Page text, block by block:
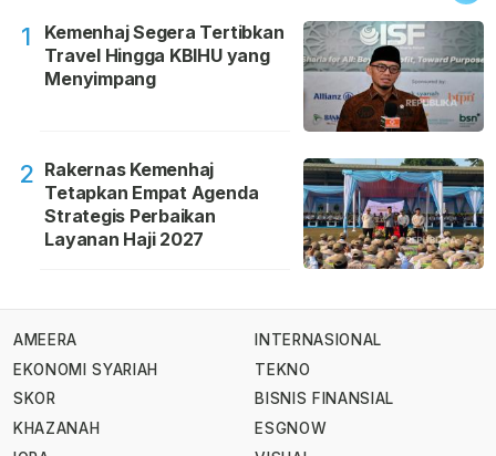
1
Kemenhaj Segera Tertibkan
Travel Hingga KBIHU yang
Menyimpang
2 Rakernas Kemenhaj
Tetapkan Empat Agenda
Strategis Perbaikan
Layanan Haji 2027
AMEERA
EKONOMI SYARIAH
SKOR
KHAZANAH
INTERNASIONAL
TEKNO
BISNIS FINANSIAL
ESGNOW